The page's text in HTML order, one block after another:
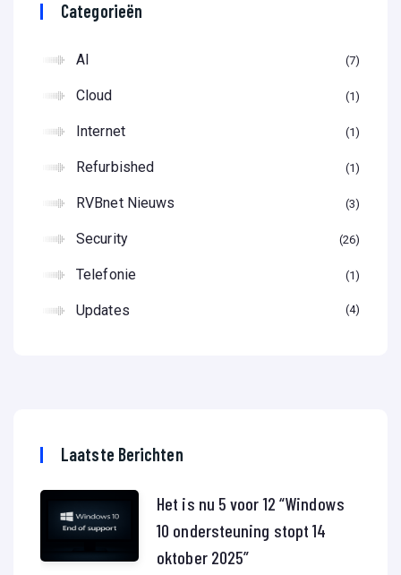
Categorieën
AI 7
Cloud 1
Internet 1
Refurbished 1
RVBnet Nieuws 3
Security 26
Telefonie 1
Updates 4
Laatste Berichten
Het is nu 5 voor 12 “Windows
10 ondersteuning stopt 14
oktober 2025”